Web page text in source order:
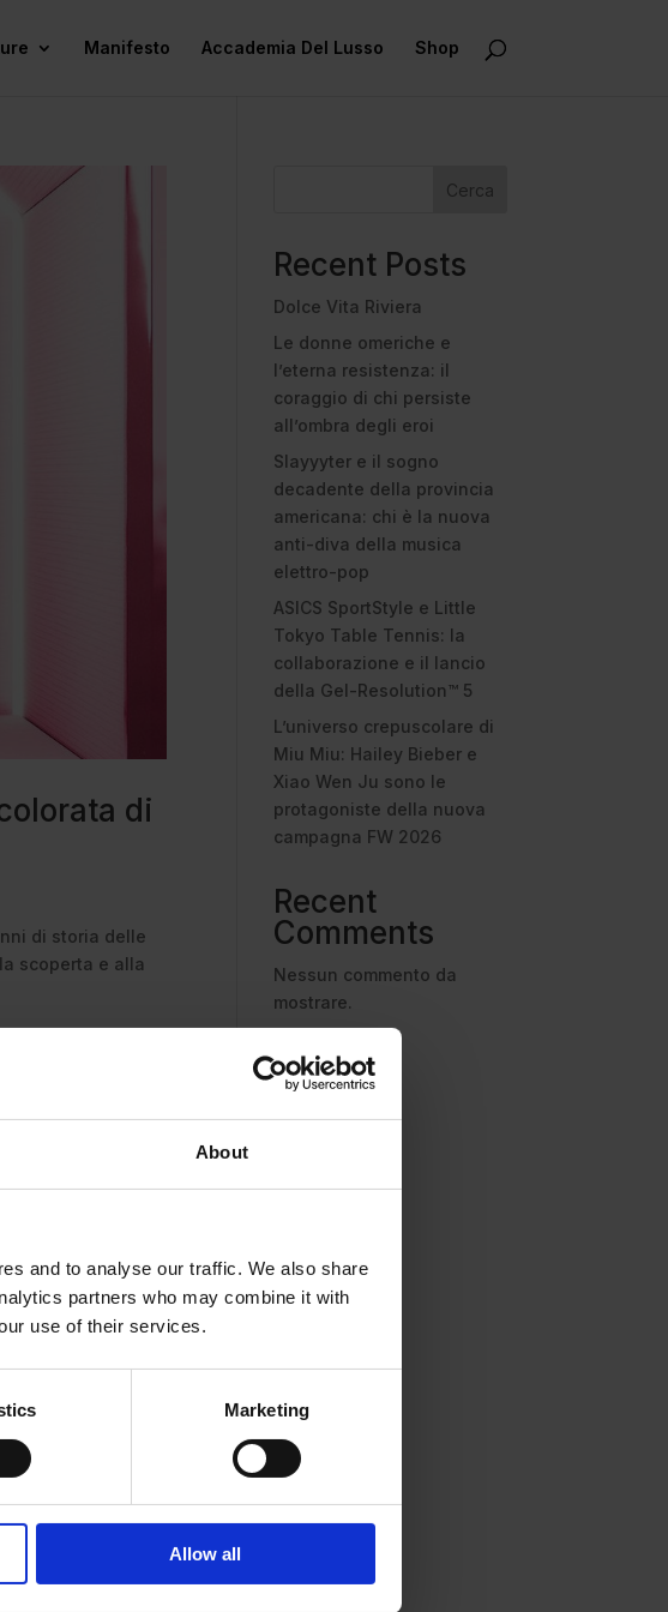
About
and to analyse our traffic. We also share
partners who may combine it with
use of their services.
Marketing
Allow all
Manifesto Accademia Del Lusso Shop
di
di storia delle
scoperta e alla
Cerca
Recent Posts
Dolce Vita Riviera
Le donne omeriche e
l’eterna resistenza: il
coraggio di chi persiste
all’ombra degli eroi
Slayyyter e il sogno
decadente della provincia
americana: chi è la nuova
anti-diva della musica
elettro-pop
ASICS SportStyle e Little
Tokyo Table Tennis: la
collaborazione e il lancio
della Gel-Resolution™ 5
L’universo crepuscolare di
Miu Miu: Hailey Bieber e
Xiao Wen Ju sono le
protagoniste della nuova
campagna FW 2026
Recent
Comments
Nessun commento da
mostrare.